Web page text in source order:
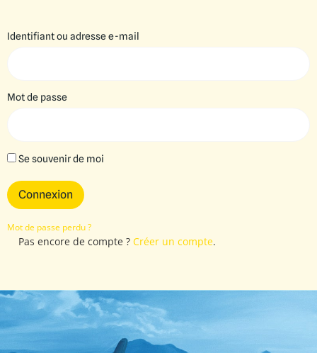
Identifiant ou adresse e-mail
Mot de passe
Se souvenir de moi
Connexion
Mot de passe perdu ?
Pas encore de compte ? Créer un compte.